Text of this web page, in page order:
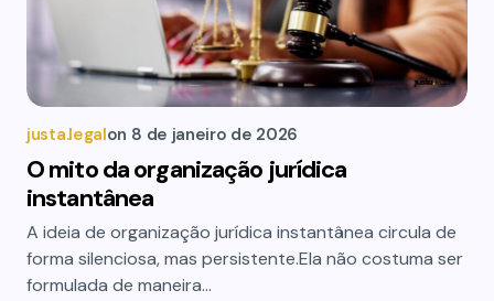
justa.legalon 8 de janeiro de 2026
O mito da organização jurídica
instantânea
A ideia de organização jurídica instantânea circula de
forma silenciosa, mas persistente.Ela não costuma ser
formulada de maneira…